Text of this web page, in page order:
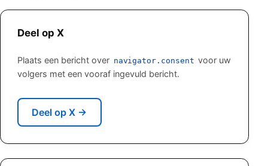
Deel op X
Plaats een bericht over navigator.consent voor uw
volgers met een vooraf ingevuld bericht.
Deel op X →